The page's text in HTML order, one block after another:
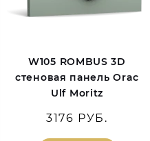
W105 ROMBUS 3D
стеновая панель Orac
Ulf Moritz
3176 РУБ.